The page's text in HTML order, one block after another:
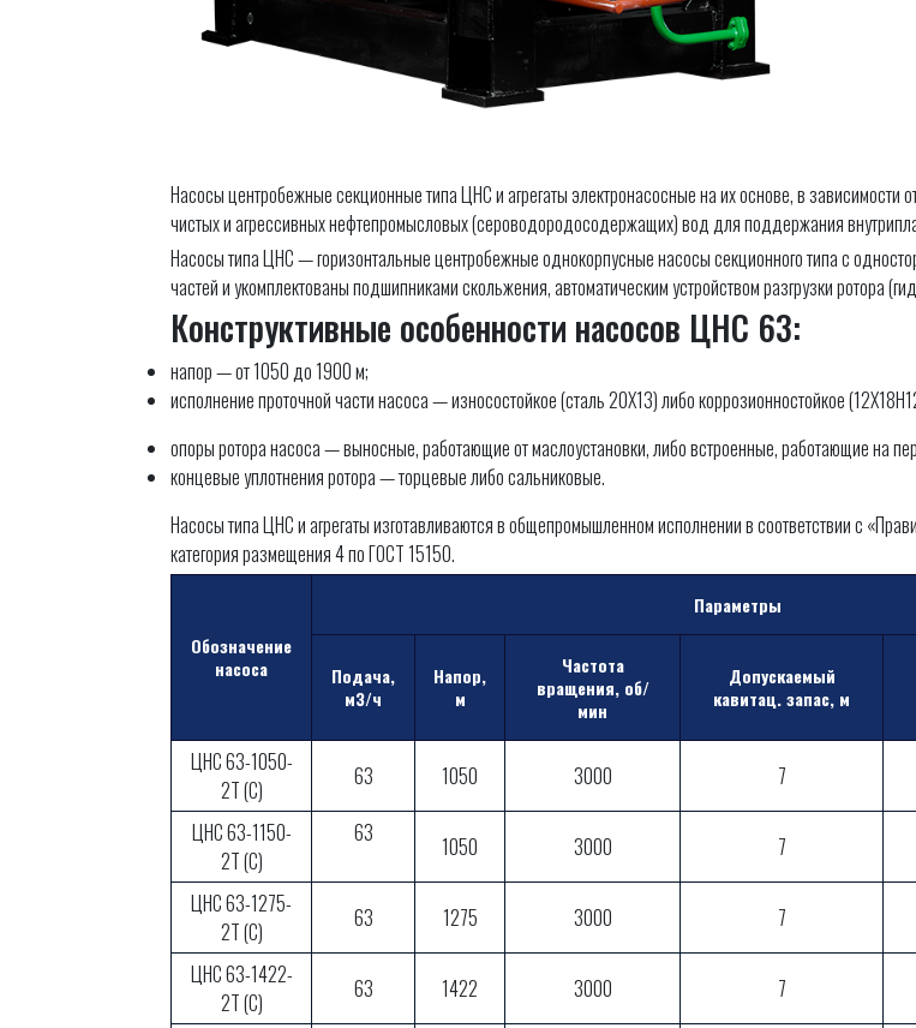
Насосы центробежные секционные типа ЦНС и агрегаты электронасосные на их основе, в
чистых и агрессивных нефтепромысловых (сероводородосодержащих) вод для поддержания
Насосы типа ЦНС — горизонтальные центробежные однокорпусные насосы секционного типа с
частей и укомплектованы подшипниками скольжения, автоматическим устройством разгрузки ротора
Конструктивные особенности насосов ЦНС 63:
напор — от 1050 до 1900 м;
исполнение проточной части насоса — износостойкое (сталь 20Х13) либо коррозионностойкое
опоры ротора насоса — выносные, работающие от маслоустановки, либо встроенные, работающие на
концевые уплотнения ротора — торцевые либо сальниковые.
Насосы типа ЦНС и агрегаты изготавливаются в общепромышленном исполнении в соответствии с
категория размещения 4 по ГОСТ 15150.
Обозначение
насоса
Параметры
Подача,
м3/ч
Напор,
м
Частота
вращения, об/
мин
Допускаемый
кавитац. запас, м
ЦНС 63-1050-
2Т (С)
63 1050 3000 7
ЦНС 63-1150-
2Т (С)
63 1050 3000 7
ЦНС 63-1275-
2Т (С)
63 1275 3000 7
ЦНС 63-1422-
2Т (С)
63 1422 3000 7